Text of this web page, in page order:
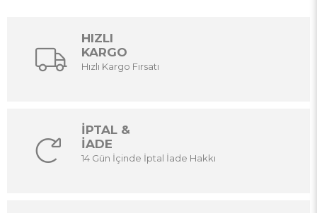
HIZLI
KARGO
Hızlı Kargo Fırsatı
İPTAL &
İADE
14 Gün İçinde İptal İade Hakkı